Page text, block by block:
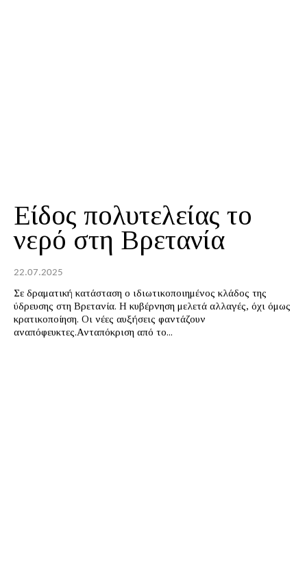
Είδος πολυτελείας το
νερό στη Βρετανία
22.07.2025
Σε δραματική κατάσταση ο ιδιωτικοποιημένος κλάδος της
ύδρευσης στη Βρετανία. Η κυβέρνηση μελετά αλλαγές, όχι όμως
κρατικοποίηση. Οι νέες αυξήσεις φαντάζουν
αναπόφευκτες.Ανταπόκριση από το...